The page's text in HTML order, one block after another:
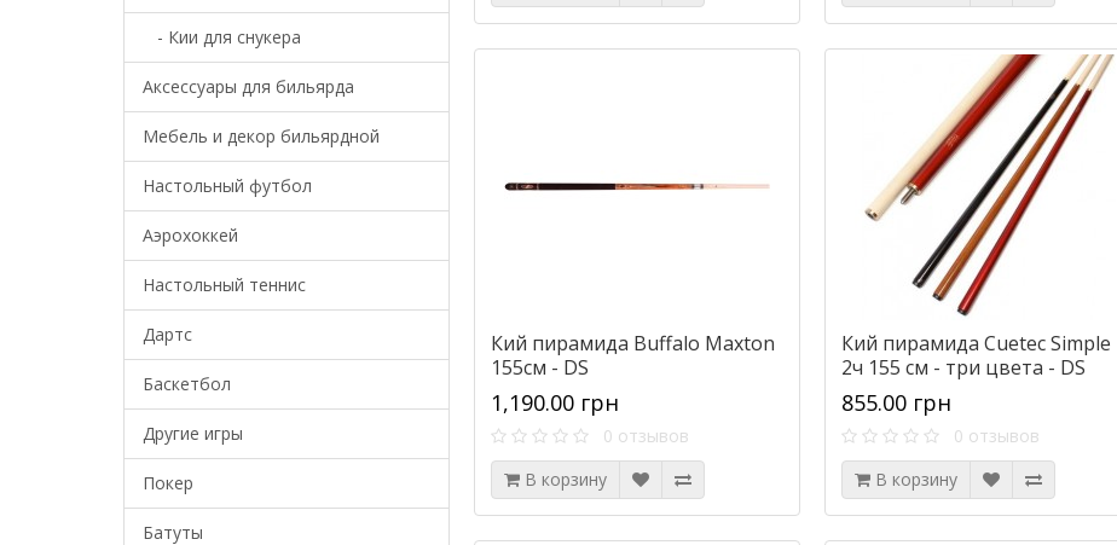
- Кии для снукера
Аксессуары для бильярда
Мебель и декор бильярдной
Настольный футбол
Аэрохоккей
Настольный теннис
Дартс
Баскетбол
Другие игры
Покер
Батуты
Кий пирамида Buffalo Maxton
155см - DS
1,190.00 грн
0 отзывов
В корзину
Кий пирамида Cuetec Simple
2ч 155 см - три цвета - DS
855.00 грн
0 отзывов
В корзину